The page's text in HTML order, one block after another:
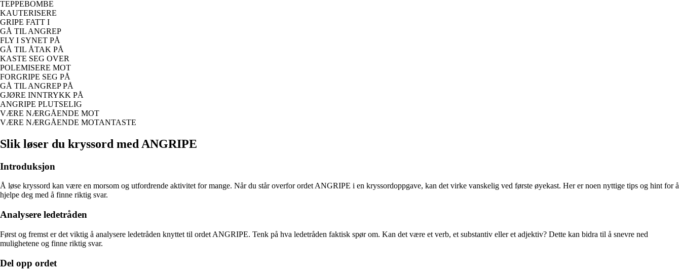
TEPPEBOMBE
KAUTERISERE
GRIPE FATT I
GÅ TIL ANGREP
FLY I SYNET PÅ
GÅ TIL ÅTAK PÅ
KASTE SEG OVER
POLEMISERE MOT
FORGRIPE SEG PÅ
GÅ TIL ANGREP PÅ
GJØRE INNTRYKK PÅ
ANGRIPE PLUTSELIG
VÆRE NÆRGÅENDE MOT
VÆRE NÆRGÅENDE MOTANTASTE
Slik løser du kryssord med ANGRIPE
Introduksjon
Å løse kryssord kan være en morsom og utfordrende aktivitet for mange. Når du står overfor ordet ANGRIPE i en kryssordoppgave, kan det virke vanskelig ved første øyekast. Her er noen nyttige tips og hint for å
hjelpe deg med å finne riktig svar.
Analysere ledetråden
Først og fremst er det viktig å analysere ledetråden knyttet til ordet ANGRIPE. Tenk på hva ledetråden faktisk spør om. Kan det være et verb, et substantiv eller et adjektiv? Dette kan bidra til å snevre ned
mulighetene og finne riktig svar.
Del opp ordet